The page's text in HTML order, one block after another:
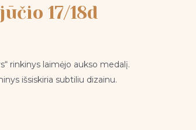
17/18d
rinkinys laimėjo aukso medalį.
išsiskiria subtiliu dizainu.